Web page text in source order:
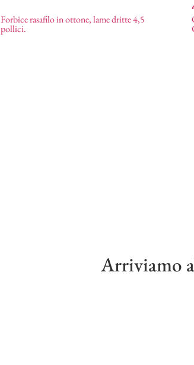
Forbice rasafilo 1,71
Forbice rasafilo in ottone, lame dritte 4,5
pollici.
Arriviamo